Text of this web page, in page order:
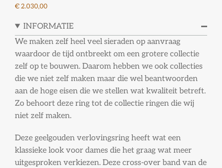
€ 2.030,00
INFORMATIE
We maken zelf heel veel sieraden op aanvraag
waardoor de tijd ontbreekt om een grotere collectie
zelf op te bouwen. Daarom hebben we ook collecties
die we niet zelf maken maar die wel beantwoorden
aan de hoge eisen die we stellen wat kwaliteit betreft.
Zo behoort deze ring tot de collectie ringen die wij
niet zelf maken.
Deze geelgouden verlovingsring heeft wat een
klassieke look voor dames die het graag wat meer
uitgesproken verkiezen. Deze cross-over band van de